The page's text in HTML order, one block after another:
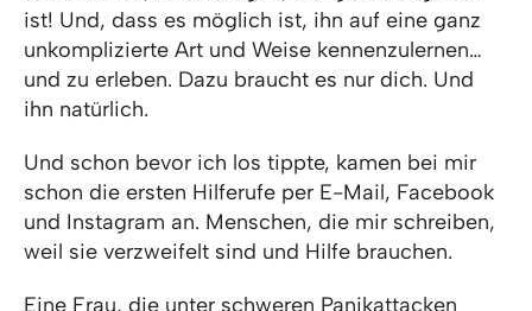
ist! Und, dass es möglich ist, ihn auf eine ganz
unkomplizierte Art und Weise kennenzulernen…
und zu erleben. Dazu braucht es nur dich. Und
ihn natürlich.
Und schon bevor ich los tippte, kamen bei mir
schon die ersten Hilferufe per E-Mail, Facebook
und Instagram an. Menschen, die mir schreiben,
weil sie verzweifelt sind und Hilfe brauchen.
Eine Frau, die unter schweren Panikattacken